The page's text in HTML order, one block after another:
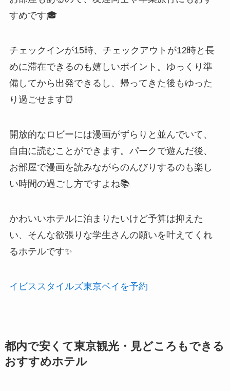
すめです🎓
チェックインが15時、チェックアウトが12時と長
めに滞在できるのも嬉しいポイント。ゆっくり準
備してから出発できるし、帰ってきた後もゆった
り過ごせます⏰
開放的なロビーには漫画がずらりと並んでいて、
自由に読むことができます。パークで遊んだ後、
お部屋で漫画を読みながらのんびりするのも楽し
い時間の過ごし方ですよね📚
かわいいホテルに泊まりたいけど予算は抑えた
い、そんな欲張りな学生さんの願いを叶えてくれ
るホテルです✨
イビススタイルズ東京ベイを予約
都内で安くて東京観光・見どころもできる
おすすめホテル